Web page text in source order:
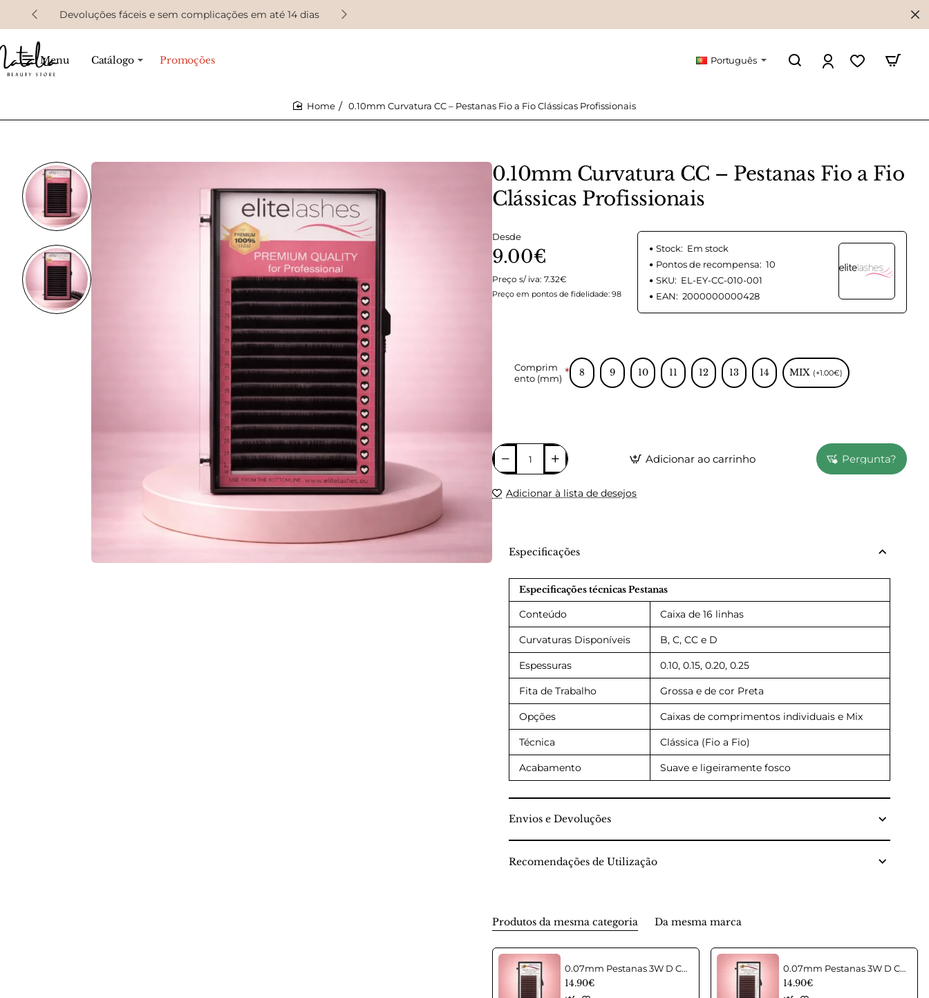
Devoluções fáceis e sem complicações em até 14 dias
Menu Catálogo Promoções Português
0.10mm Curvatura CC – Pestanas Fio a Fio Clássicas Profissionais
0.10mm Curvatura CC – Pestanas Fio a Fio
Clássicas Profissionais
Desde
9.00€
Preço s/ iva: 7.32€
Preço em pontos de fidelidade: 98
Stock: Em stock
Pontos de recompensa: 10
SKU: EL-EY-CC-010-001
EAN: 2000000000428
Comprim
ento (mm)
8 9 10 11 12 13 14 MIX (+1.00€)
Adicionar ao carrinho Pergunta?
Adicionar à lista de desejos
Especificações
Especificações técnicas Pestanas
Conteúdo Caixa de 16 linhas
Curvaturas Disponíveis B, C, CC e D
Espessuras 0.10, 0.15, 0.20, 0.25
Fita de Trabalho Grossa e de cor Preta
Opções Caixas de comprimentos individuais e Mix
Técnica Clássica (Fio a Fio)
Acabamento Suave e ligeiramente fosco
Envios e Devoluções
Recomendações de Utilização
Produtos da mesma categoria Da mesma marca
0.07mm Pestanas 3W D Castanhas em curvatura C Mix
14.90€
0.07mm Pestanas 3W D Castanhas em curvatura CC Mix
14.90€